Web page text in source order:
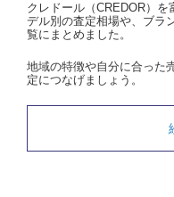
クレドール（CREDOR）
デル別の査定相場や、ブラ
覧にまとめました。
地域の特徴や自分に合った
定につなげましょう。